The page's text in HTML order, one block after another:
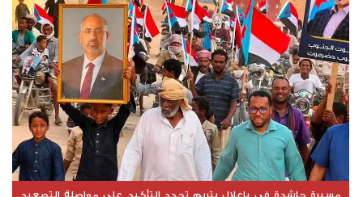
مسيرة حاشدة في باعلال بتريم تجدد التأكيد على مواصلة التصعيد